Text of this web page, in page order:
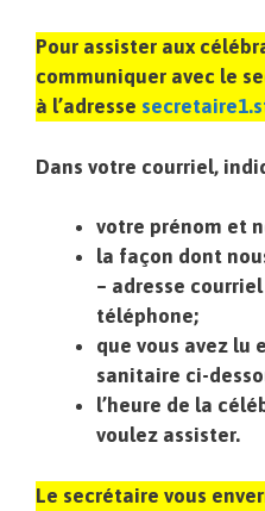
Pour assister aux
communiquer avec le
à l’adresse
Dans votre courriel,
votre prénom et
la façon dont
– adresse
téléphone;
que vous avez lu
sanitaire ci-
l’heure de la
voulez assister.
Le secrétaire vous